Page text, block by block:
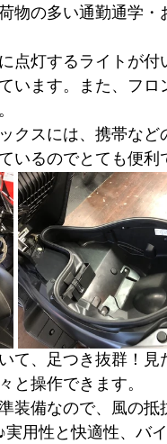
物の多い通勤通学
点灯するライトが
います。また、フ
クスには、携帯な
いるのでとても便利
て、足つき抜群！
と操作できます。
装備なので、風の
実用性と快適性、バ